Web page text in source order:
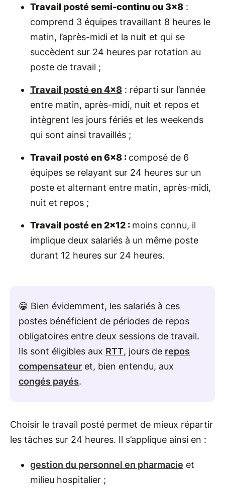
Travail posté semi-continu ou 3x8 :
comprend 3 équipes travaillant 8 heures le
matin, l’après-midi et la nuit et qui se
succèdent sur 24 heures par rotation au
poste de travail ;
Travail posté en 4x8 : réparti sur l’année
entre matin, après-midi, nuit et repos et
intègrent les jours fériés et les weekends
qui sont ainsi travaillés ;
Travail posté en 6x8 : composé de 6
équipes se relayant sur 24 heures sur un
poste et alternant entre matin, après-midi,
nuit et repos ;
Travail posté en 2x12 : moins connu, il
implique deux salariés à un même poste
durant 12 heures sur 24 heures.
😁 Bien évidemment, les salariés à ces
postes bénéficient de périodes de repos
obligatoires entre deux sessions de travail.
Ils sont éligibles aux RTT, jours de repos
compensateur et, bien entendu, aux
congés payés.
Choisir le travail posté permet de mieux répartir
les tâches sur 24 heures. Il s’applique ainsi en :
gestion du personnel en pharmacie et
milieu hospitalier ;